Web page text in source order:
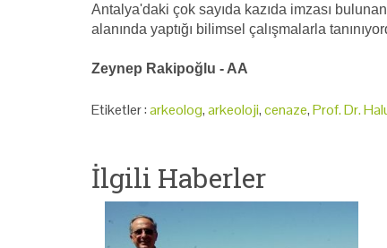
Antalya'daki çok sayıda kazıda imzası
alanında yaptığı bilimsel çalışmalarla
Zeynep Rakipoğlu - AA
Etiketler :arkeolog,arkeoloji,cenaze,Prof. Dr.
İlgili Haberler